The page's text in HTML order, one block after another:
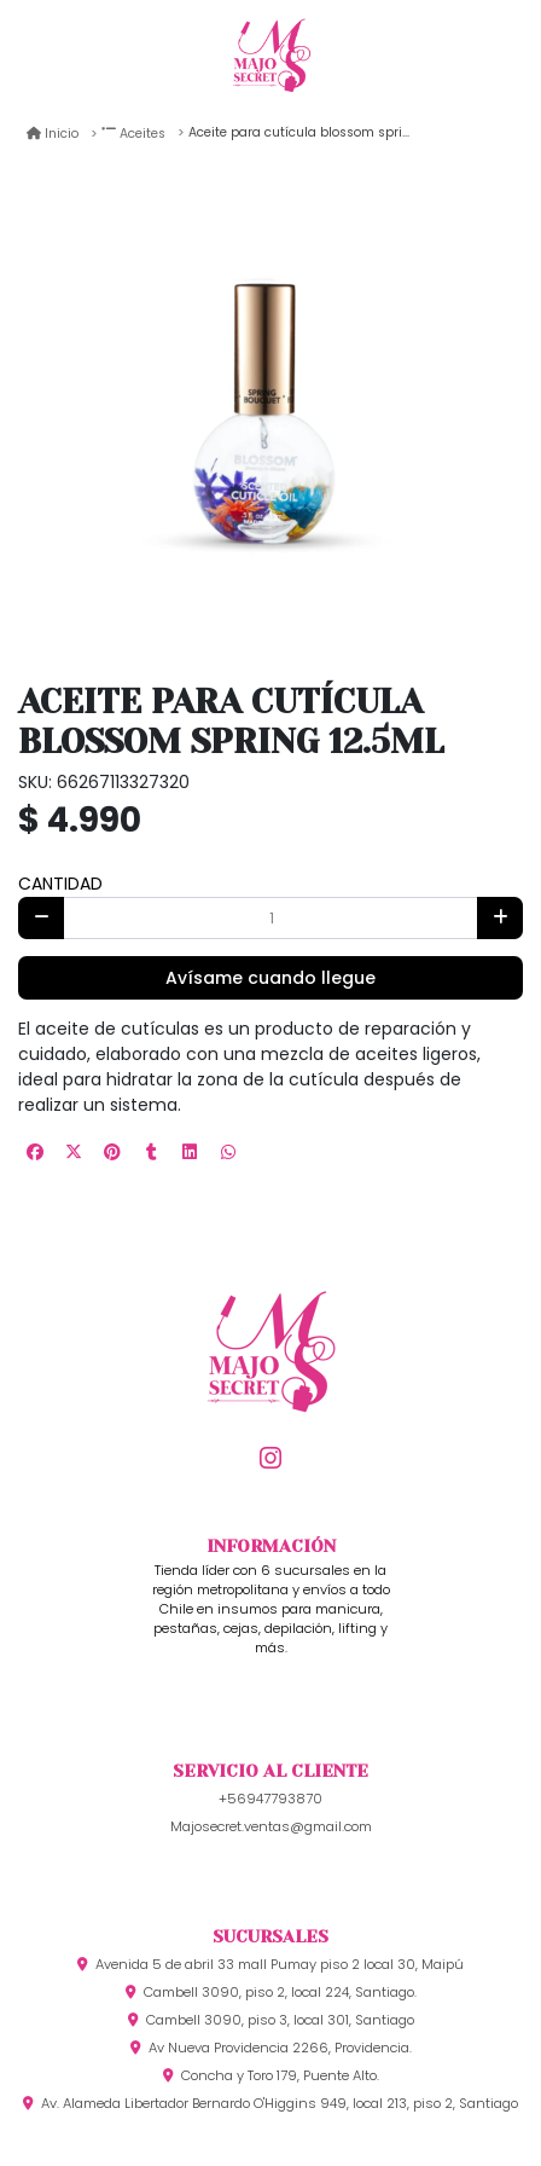
Inicio Aceites Aceite para cutícula blossom spring 12.5ml
ACEITE PARA CUTÍCULA
BLOSSOM SPRING 12.5ML
SKU: 66267113327320
$ 4.990
CANTIDAD
Avísame cuando llegue
El aceite de cutículas es un producto de reparación y
cuidado, elaborado con una mezcla de aceites ligeros,
ideal para hidratar la zona de la cutícula después de
realizar un sistema.
INFORMACIÓN
Tienda líder con 6 sucursales en la
región metropolitana y envíos a todo
Chile en insumos para manicura,
pestañas, cejas, depilación, lifting y
más.
SERVICIO AL CLIENTE
+56947793870
Majosecret.ventas@gmail.com
SUCURSALES
Avenida 5 de abril 33 mall Pumay piso 2 local 30, Maipú
Cambell 3090, piso 2, local 224, Santiago.
Cambell 3090, piso 3, local 301, Santiago
Av Nueva Providencia 2266, Providencia.
Concha y Toro 179, Puente Alto.
Av. Alameda Libertador Bernardo O'Higgins 949, local 213, piso 2, Santiago